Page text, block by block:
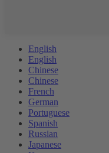
English
English
Chinese
Chinese
French
German
Portuguese
Spanish
Russian
Japanese